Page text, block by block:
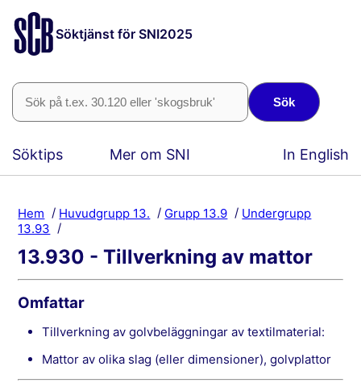
Söktjänst för SNI2025
Sök
Söktips Mer om SNI In English
Hem Huvudgrupp 13. Grupp 13.9
Undergrupp
13.93
13.930 - Tillverkning av mattor
Omfattar
tillverkning av golvbeläggningar av textilmaterial:
mattor av olika slag (eller dimensioner), golvplattor